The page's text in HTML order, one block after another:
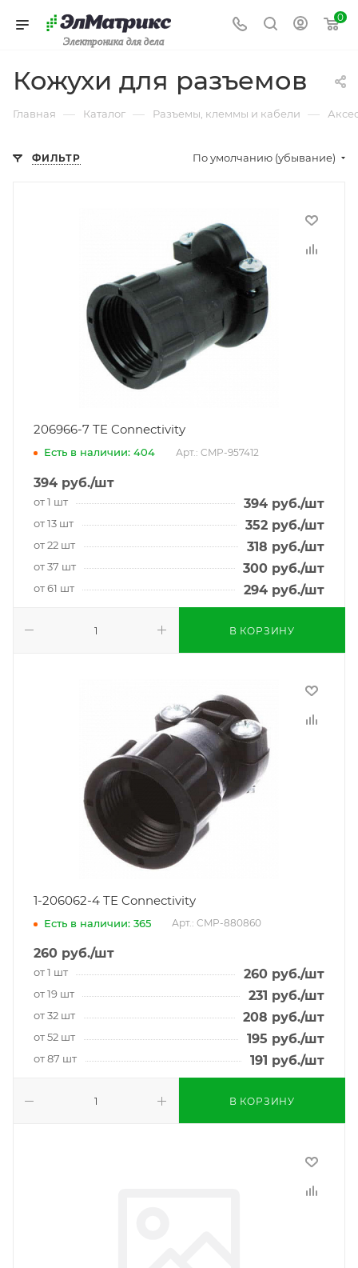
Электроника для дела
0
Кожухи для разъемов
Главная — Каталог — Разъемы, клеммы и кабели —
ФИЛЬТР По умолчанию (убывание)
206966-7 TE Connectivity
Есть в наличии: 404 Арт.: CMP-957412
394 руб./шт
от 1 шт 394 руб./шт
от 13 шт 352 руб./шт
от 22 шт 318 руб./шт
от 37 шт 300 руб./шт
от 61 шт 294 руб./шт
В КОРЗИНУ
1-206062-4 TE Connectivity
Есть в наличии: 365 Арт.: CMP-880860
260 руб./шт
от 1 шт 260 руб./шт
от 19 шт 231 руб./шт
от 32 шт 208 руб./шт
от 52 шт 195 руб./шт
от 87 шт 191 руб./шт
В КОРЗИНУ